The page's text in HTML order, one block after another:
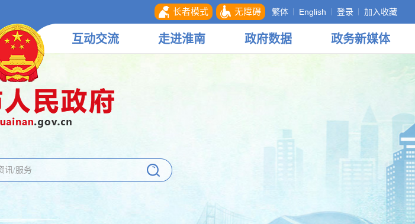
长者模式 无障碍 繁体 English 登录 加入收藏
互动交流 走进淮南 政府数据 政务新媒体